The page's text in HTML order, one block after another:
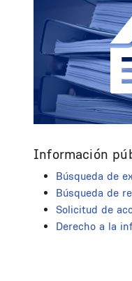
Información
Búsqueda de
Búsqueda de
Solicitud de
Derecho a la